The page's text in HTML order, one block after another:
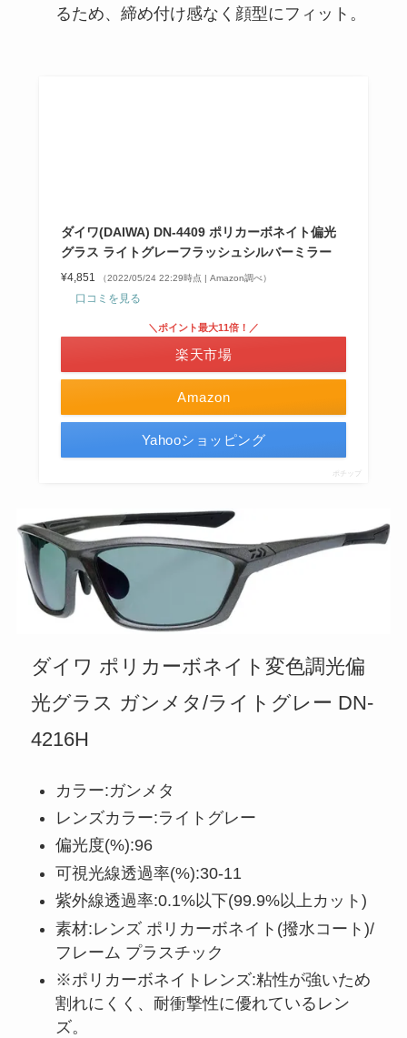
るため、締め付け感なく顔型にフィット。
ダイワ(DAIWA) DN-4409 ポリカーボネイト偏光
グラス ライトグレーフラッシュシルバーミラー
¥4,851 （2022/05/24 22:29時点 | Amazon調べ）
口コミを見る
Amazon
＼ポイント最大11倍！／
楽天市場
Yahooショッピング
ポチップ
ダイワ ポリカーボネイト変色調光偏
光グラス ガンメタ/ライトグレー DN-
4216H
カラー:ガンメタ
レンズカラー:ライトグレー
偏光度(%):96
可視光線透過率(%):30-11
紫外線透過率:0.1%以下(99.9%以上カット)
素材:レンズ ポリカーボネイト(撥水コート)/
フレーム プラスチック
※ポリカーボネイトレンズ:粘性が強いため
割れにくく、耐衝撃性に優れているレン
ズ。